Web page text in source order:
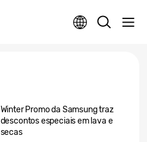
Winter Promo da Samsung traz
descontos especiais em lava e
secas